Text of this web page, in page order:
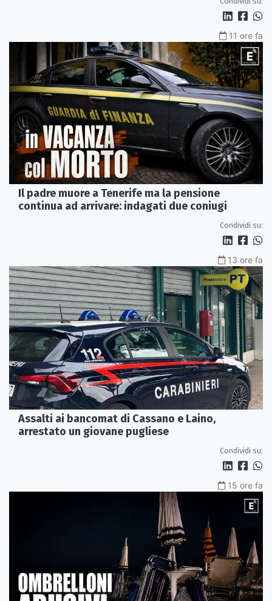
11 ore fa
Il padre muore a Tenerife ma la pensione
continua ad arrivare: indagati due coniugi
Condividi su:
13 ore fa
Assalti ai bancomat di Cassano e Laino,
arrestato un giovane pugliese
Condividi su:
15 ore fa